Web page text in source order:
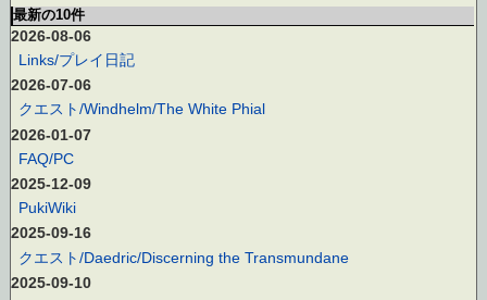
最新の10件
2026-08-06
Links/プレイ日記
2026-07-06
クエスト/Windhelm/The White Phial
2026-01-07
FAQ/PC
2025-12-09
PukiWiki
2025-09-16
クエスト/Daedric/Discerning the Transmundane
2025-09-10